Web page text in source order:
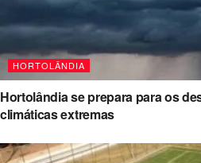
HORTOLÂNDIA
Hortolândia se prepara para os
climáticas extremas